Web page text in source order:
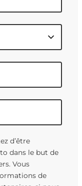
d’être
dans le but de
Vous
de